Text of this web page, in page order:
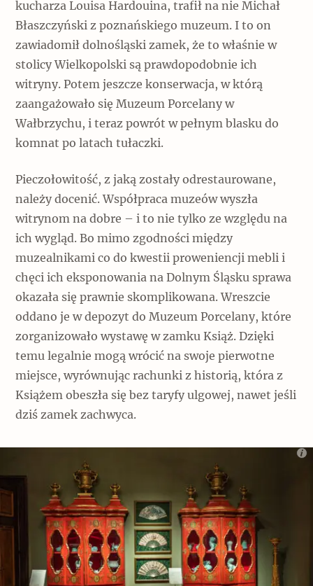
kucharza Louisa Hardouina, trafił na nie Michał
Błaszczyński z poznańskiego muzeum. I to on
zawiadomił dolnośląski zamek, że to właśnie w
stolicy Wielkopolski są prawdopodobnie ich
witryny. Potem jeszcze konserwacja, w którą
zaangażowało się Muzeum Porcelany w
Wałbrzychu, i teraz powrót w pełnym blasku do
komnat po latach tułaczki.
Pieczołowitość, z jaką zostały odrestaurowane,
należy docenić. Współpraca muzeów wyszła
witrynom na dobre – i to nie tylko ze względu na
ich wygląd. Bo mimo zgodności między
muzealnikami co do kwestii proweniencji mebli i
chęci ich eksponowania na Dolnym Śląsku sprawa
okazała się prawnie skomplikowana. Wreszcie
oddano je w depozyt do Muzeum Porcelany, które
zorganizowało wystawę w zamku Książ. Dzięki
temu legalnie mogą wrócić na swoje pierwotne
miejsce, wyrównując rachunki z historią, która z
Książem obeszła się bez taryfy ulgowej, nawet jeśli
dziś zamek zachwyca.